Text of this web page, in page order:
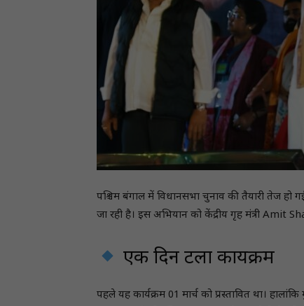
पश्चिम बंगाल में विधानसभा चुनाव की तैयारी तेज हो
जा रही है। इस अभियान को केंद्रीय गृह मंत्री Amit
एक दिन टला कार्यक्रम
पहले यह कार्यक्रम 01 मार्च को प्रस्तावित था।